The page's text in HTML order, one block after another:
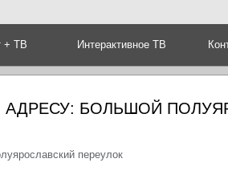
+ ТВ Интерактивное ТВ
АДРЕСУ: БОЛЬШОЙ
переулок